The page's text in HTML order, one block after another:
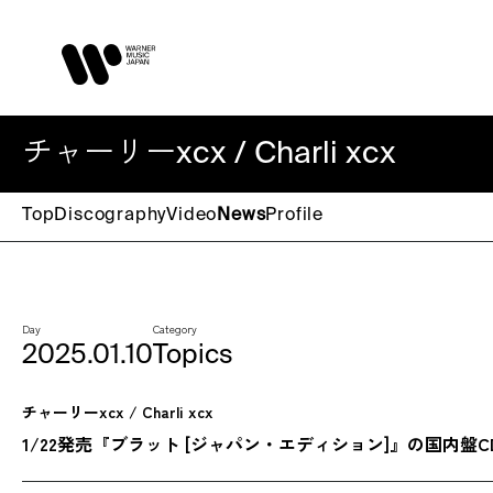
チャーリーxcx / Charli xcx
Top DiscographyVideo NewsProfile
Day
2025.01.10
Category
Topics
チャーリーxcx / Charli xcx
1/22発売『ブラット [ジャパン・エディション]』の国内盤